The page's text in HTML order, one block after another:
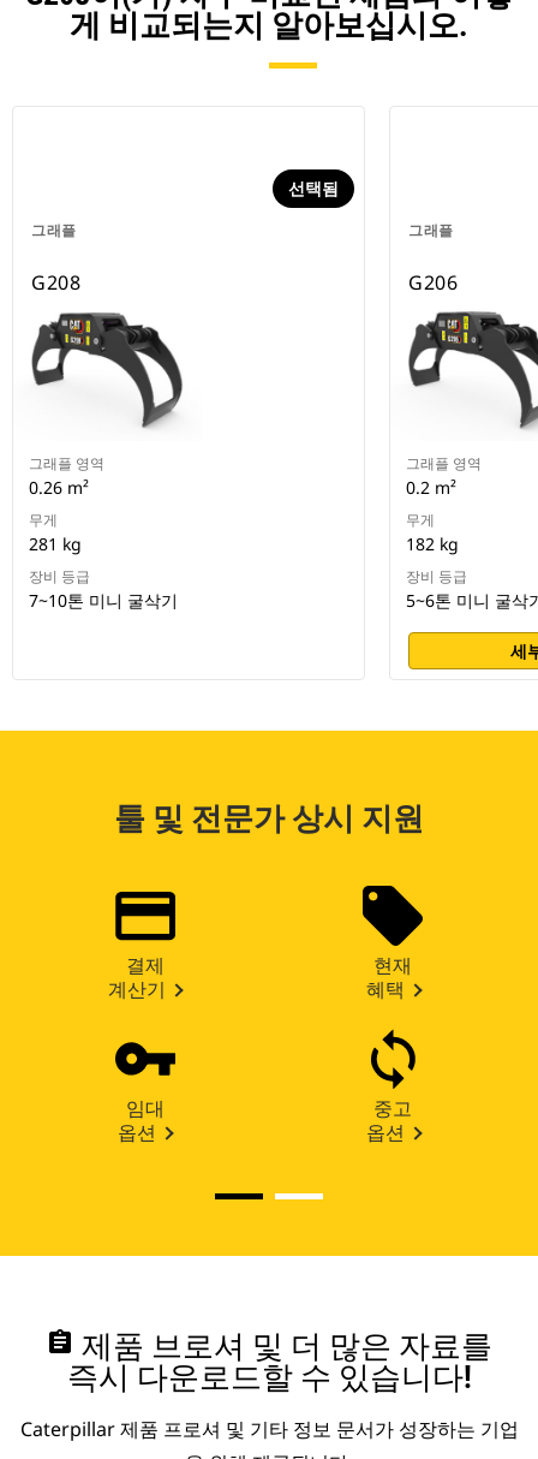
게 비교되는지 알아보십시오.
그래플
선택됨
G208
그래플 영역
0.26 m²
무게
281 kg
장비 등급
7~10톤 미니 굴삭기
그래플
G206
그래플 영역
0.2 m²
무게
182 kg
장비 등급
5~6톤 미니 굴삭
세
툴 및 전문가 상시 지원
결제
계산기
현재
혜택
임대
옵션
중고
옵션
assignment 제품 브로셔 및 더 많은 자료를
즉시 다운로드할 수 있습니다!
Caterpillar 제품 프로셔 및 기타 정보 문서가 성장하는 기업